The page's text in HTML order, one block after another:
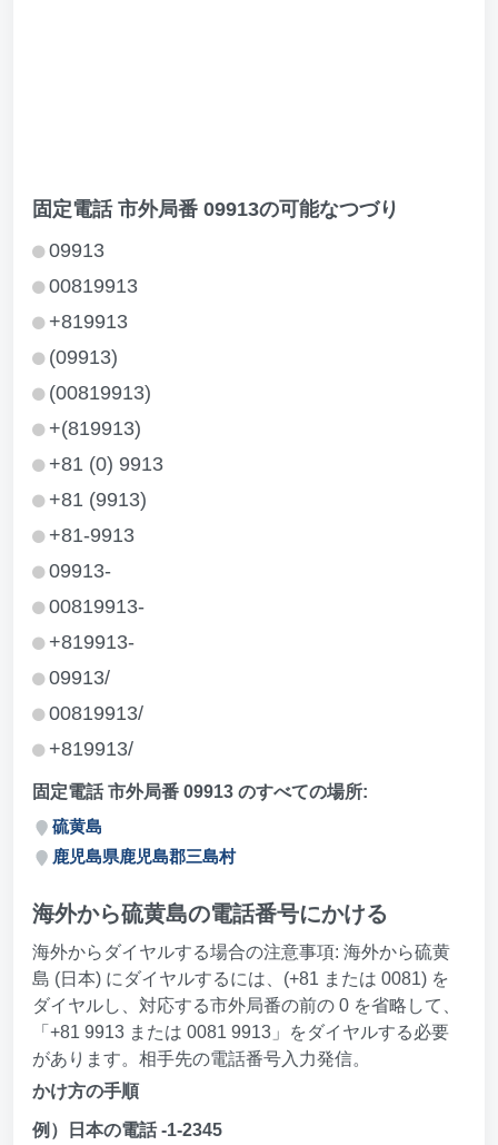
固定電話 市外局番 09913の可能なつづり
09913
00819913
+819913
(09913)
(00819913)
+(819913)
+81 (0) 9913
+81 (9913)
+81-9913
09913-
00819913-
+819913-
09913/
00819913/
+819913/
固定電話 市外局番 09913 のすべての場所:
硫黄島
鹿児島県鹿児島郡三島村
海外から硫黄島の電話番号にかける
海外からダイヤルする場合の注意事項: 海外から硫黄
島 (日本) にダイヤルするには、(+81 または 0081) を
ダイヤルし、対応する市外局番の前の 0 を省略して、
「+81 9913 または 0081 9913」をダイヤルする必要
があります。相手先の電話番号入力発信。
かけ方の手順
例）日本の電話 -1-2345